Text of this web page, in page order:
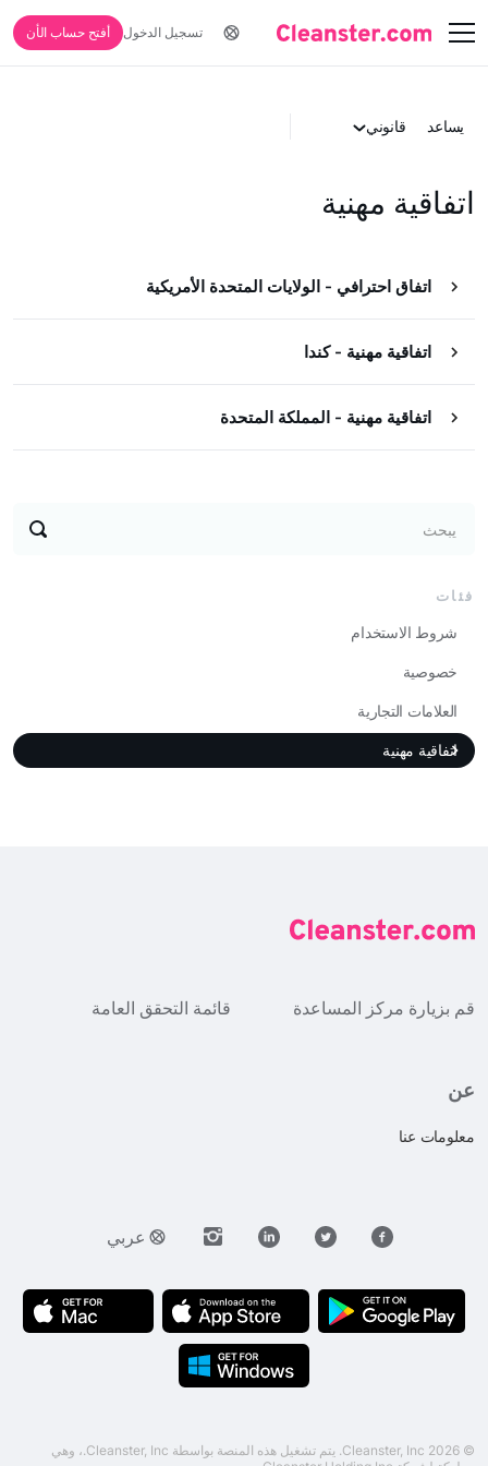
تسجيل الدخول أفتح حساب الأن
يساعد قانوني
يبحث
فئات
شروط الاستخدام
خصوصية
العلامات التجارية
اتفاقية مهنية
اتفاقية مهنية
اتفاق احترافي - الولايات المتحدة الأمريكية
اتفاقية مهنية - كندا
اتفاقية مهنية - المملكة المتحدة
قم بزيارة مركز المساعدة قائمة التحقق العامة
عن
معلومات عنا
عربي
© 2026 Cleanster, Inc. يتم تشغيل هذه المنصة بواسطة Cleanster, Inc.، وهي